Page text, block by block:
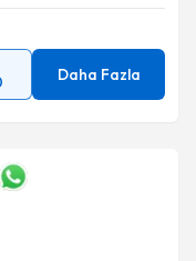
Daha Fazla